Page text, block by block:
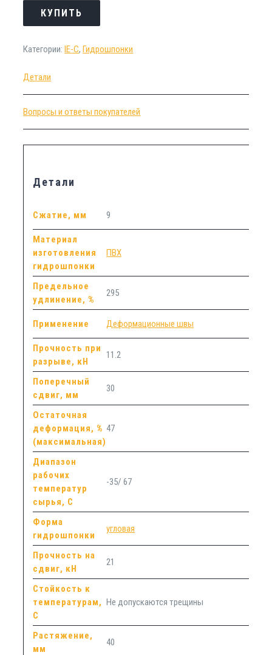
КУПИТЬ
Категории:IE-C,Гидрошпонки
Детали
Вопросы и ответы покупателей
Детали
Сжатие, мм 9
Материал
изготовления
гидрошпонки
ПВХ
Предельное
удлинение, %
295
Применение Деформационные швы
Прочность при
разрыве, кН
11.2
Поперечный
сдвиг, мм
30
Остаточная
деформация, %
(максимальная)
47
Диапазон
рабочих
температур
сырья, С
-35/ 67
Форма
гидрошпонки
угловая
Прочность на
сдвиг, кН
21
Стойкость к
температурам,
С
Не допускаются трещины
Растяжение,
мм
40